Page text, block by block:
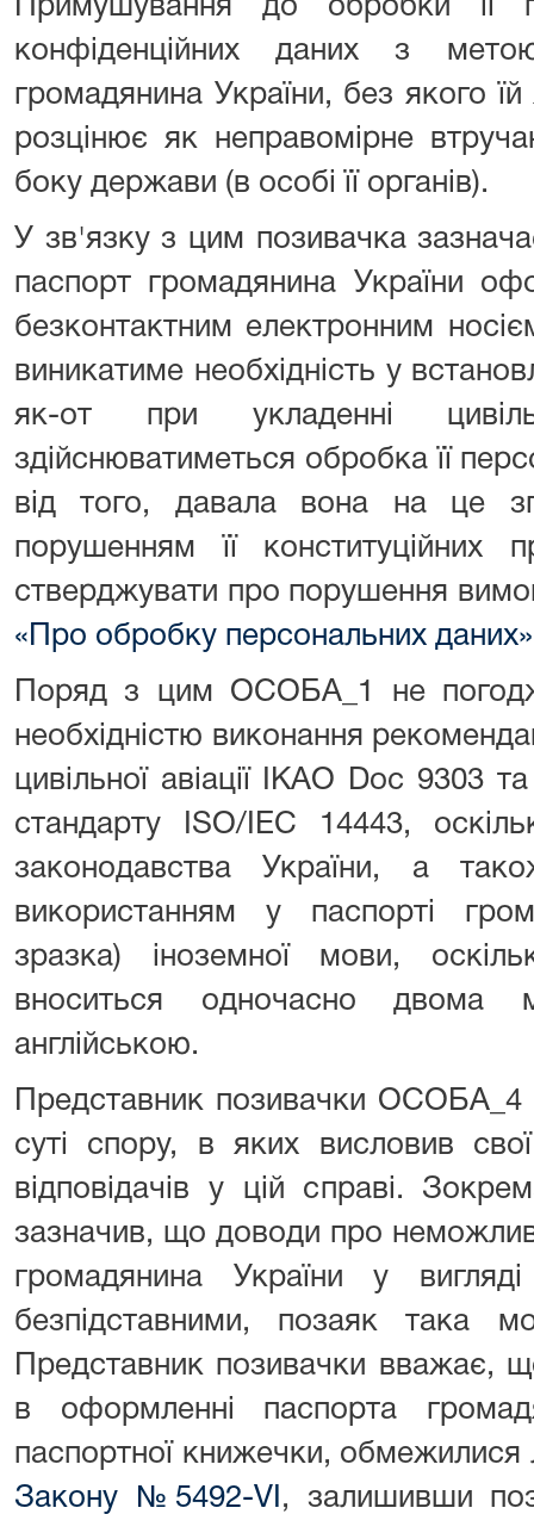
Примушування до обробки її
конфіденційних даних з
громадянина України, без якого
розцінює як неправомірне
боку держави (в особі її органів).
У зв'язку з цим позивачка
паспорт громадянина України
безконтактним електронним
виникатиме необхідність у
як-от при укладенні
здійснюватиметься обробка її
від того, давала вона на це
порушенням її конституційних
стверджувати про порушення
«Про обробку персональних даних»
Поряд з цим ОСОБА_1 не
необхідністю виконання
цивільної авіації ІКАО Doc 9303
стандарту ISO/IEC 14443,
законодавства України, а
використанням у паспорті
зразка) іноземної мови,
вноситься одночасно двома
англійською.
Представник позивачки
суті спору, в яких висловив
відповідачів у цій справі.
зазначив, що доводи про
громадянина України у
безпідставними, позаяк така
Представник позивачки вважає,
в оформленні паспорта
паспортної книжечки,
Закону №5492-VI , залишивши